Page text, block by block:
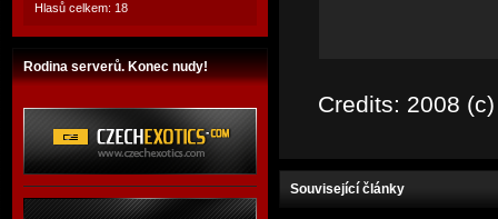
Hlasů celkem: 18
Rodina serverů. Konec nudy!
Credits: 2008
Související články